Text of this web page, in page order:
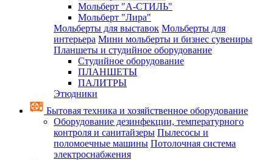
Мольберт "А-СТИЛЬ"
Мольберт "Лира"
Мольберты для выставок Мольберты для
интерьера Мини мольберты и бизнес сувениры
Планшеты и студийное оборудование
Студийное оборудование
ПЛАНШЕТЫ
ПАЛИТРЫ
Этюдники
Бытовая техника и хозяйственное оборудование
Оборудование дезинфекции, температурного
контроля и санитайзеры Пылесосы и
поломоечные машины Потолочная система
электроснабжения